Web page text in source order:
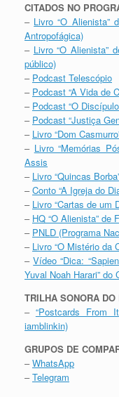
CITADOS NO
– Livro “O Alienista”
Antropofágica)
– Livro “O Alienista”
público)
– Podcast Telescópio
– Podcast “A Vida de
– Podcast “O
– Podcast “Justiça
– Livro “Dom
– Livro “Memórias
Assis
– Livro “Quincas
–Conto “A Igreja do
– Livro “Cartas de um
– HQ “O Alienista” de
– PNLD (Programa
– Livro “O Mistério da
–Vídeo “Dica:
Yuval Noah Harari” do
TRILHA SONORA DO
– “Postcards From
iamblinkin)
GRUPOS DE
–WhatsApp
–Telegram